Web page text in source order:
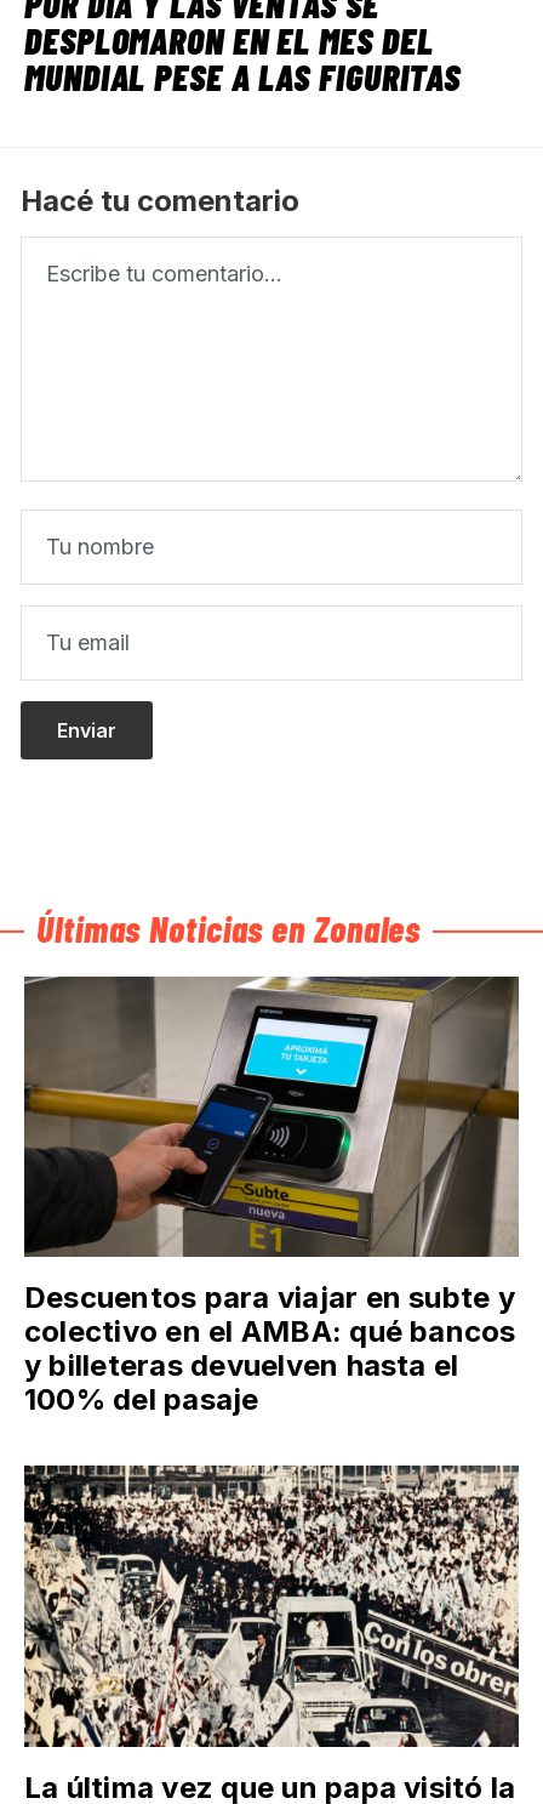
DESPLOMARON EN EL MES DEL
MUNDIAL PESE A LAS FIGURITAS
Hacé tu comentario
Últimas Noticias en Zonales
Descuentos para viajar en subte y
colectivo en el AMBA: qué bancos
y billeteras devuelven hasta el
100% del pasaje
La última vez que un papa visitó la